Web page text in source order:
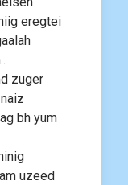
eregtei
zuger
bh yum
uzeed